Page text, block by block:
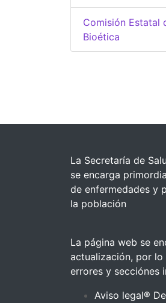
Comisión Estatal
Bioética
La Secretaría de
se encarga
de enfermedades y
la población
La página web se
actualización, por
errores y secciónes
Aviso legal®